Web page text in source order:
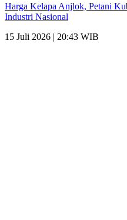
Harga Kelapa Anjlok, Petani
Industri Nasional
15 Juli 2026 | 20:43 WIB